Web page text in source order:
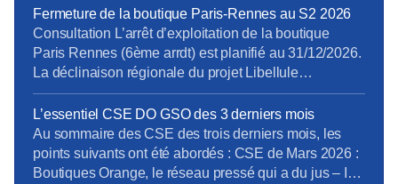
Conditions de Travail : rapport 2025 pour la DO IDF
Rapport d’activité DO IDF des T3 et T4 2025 Cliquer
ICI pour télécharger […]
Fermeture de la boutique Paris-Rennes au S2 2026
Consultation L’arrêt d’exploitation de la boutique
Paris Rennes (6ème arrdt) est planifié au 31/12/2026.
La déclinaison régionale du projet Libellule
s’achèvera donc avec cette dernière fermeture. Pour
rappel, le projet Libellule consiste en l’arrêt
d’exploitation (avec une reprise de bail envisagée par
Orange Store, anciennement la Générale de
Téléphone) ou la fermeture au niveau national […]
L’essentiel CSE DO GSO des 3 derniers mois
Au sommaire des CSE des trois derniers mois, les
points suivants ont été abordés : CSE de Mars 2026 :
Boutiques Orange, le réseau pressé qui a du jus – ITA